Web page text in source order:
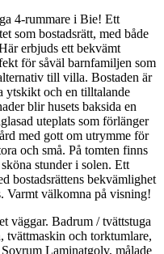
4‑rummare i Bie! Ett
som bostadsrätt, med både
erbjuds ett bekvämt
för såväl barnfamiljen som
till villa. Bostaden är
ytskikt och en tilltalande
blir husets baksida en
uteplats som förlänger
med gott om utrymme för
och små. På tomten finns
stunder i solen. Ett
bostadsrättens bekvämlighet
Varmt välkomna på visning!
väggar. Badrum / tvättstuga
tvättmaskin och torktumlare,
Laminatgolv, målade